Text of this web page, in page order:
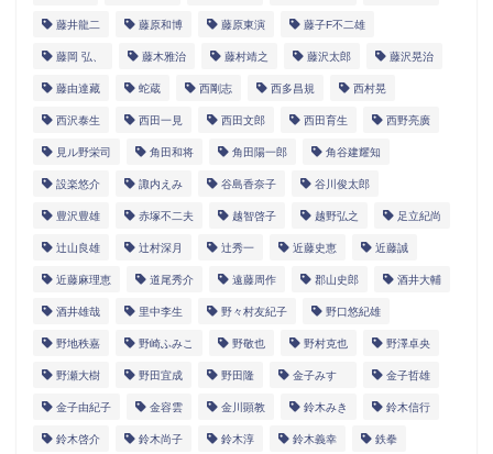
藤井龍二 藤原和博 藤原東演 藤子F不二雄
藤岡 弘、 藤木雅治 藤村靖之 藤沢太郎 藤沢晃治
藤由達藏 蛇蔵 西剛志 西多昌規 西村晃
西沢泰生 西田一見 西田文郎 西田育生 西野亮廣
見ル野栄司 角田和将 角田陽一郎 角谷建耀知
設楽悠介 諏内えみ 谷島香奈子 谷川俊太郎
豊沢豊雄 赤塚不二夫 越智啓子 越野弘之 足立紀尚
辻山良雄 辻村深月 辻秀一 近藤史恵 近藤誠
近藤麻理恵 道尾秀介 遠藤周作 郡山史郎 酒井大輔
酒井雄哉 里中李生 野々村友紀子 野口悠紀雄
野地秩嘉 野崎ふみこ 野敬也 野村克也 野澤卓央
野瀬大樹 野田宜成 野田隆 金子みすゞ 金子哲雄
金子由紀子 金容雲 金川顕教 鈴木みき 鈴木信行
鈴木啓介 鈴木尚子 鈴木淳 鈴木義幸 鉄拳